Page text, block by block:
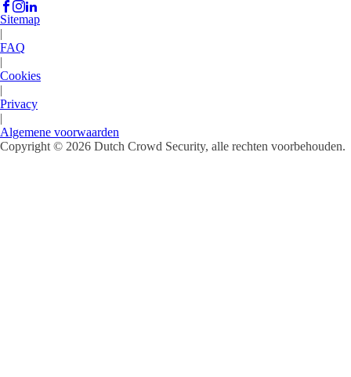
Sitemap
|
FAQ
|
Cookies
|
Privacy
|
Algemene voorwaarden
Copyright © 2026 Dutch Crowd Security, alle rechten voorbehouden.